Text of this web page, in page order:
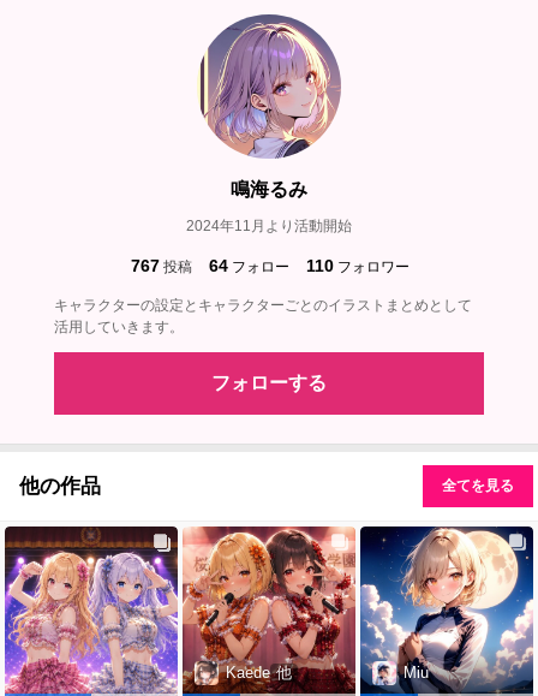
鳴海るみ
2024年11月より活動開始
767 投稿 64 フォロー 110 フォロワー
キャラクターの設定とキャラクターごとのイラストまとめとして
活用していきます。
フォローする
他の作品 全てを見る
Kaede 他 Miu